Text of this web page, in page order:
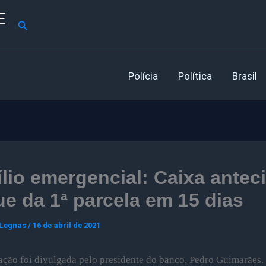
Pesquisar
Polícia Política Brasil
emergencial: Caixa
da 1ª parcela em 15 dias
/ 16 de abril de 2021
foi divulgada pelo presidente do banco, Pedro Guimarães.